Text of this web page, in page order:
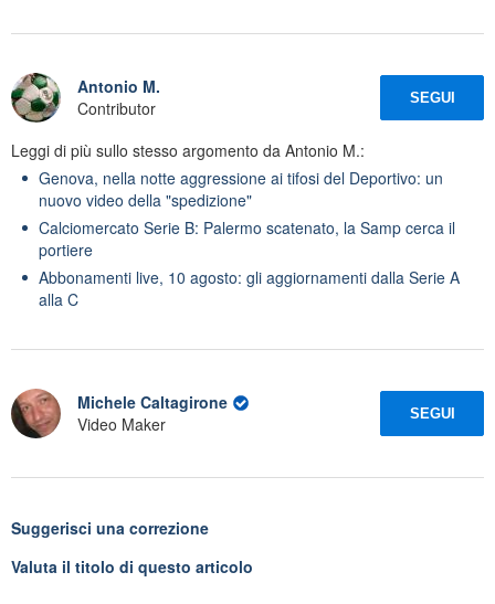
Antonio M.
Contributor
SEGUI
Leggi di più sullo stesso argomento da Antonio M.:
Genova, nella notte aggressione ai tifosi del Deportivo: un
nuovo video della "spedizione"
Calciomercato Serie B: Palermo scatenato, la Samp cerca il
portiere
Abbonamenti live, 10 agosto: gli aggiornamenti dalla Serie A
alla C
Michele Caltagirone
Video Maker
SEGUI
Suggerisci una correzione
Valuta il titolo di questo articolo